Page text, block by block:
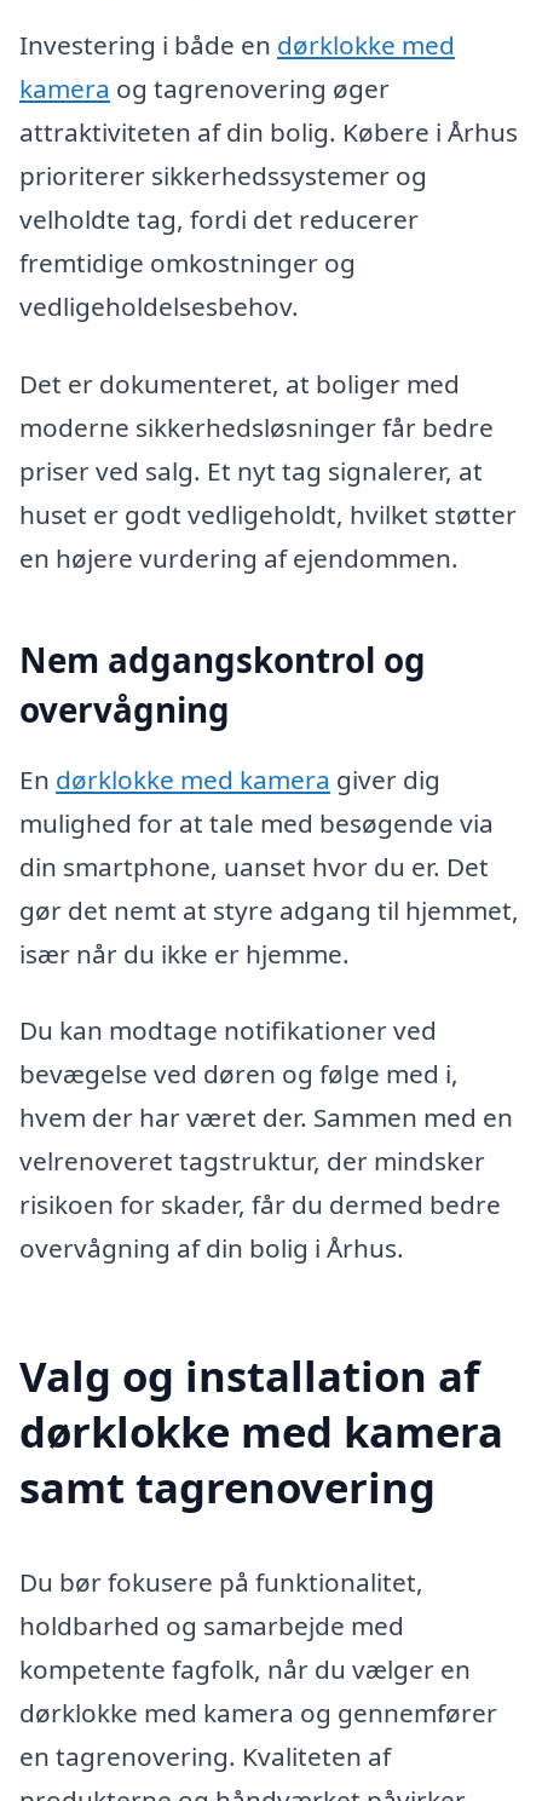
Investering i både en dørklokke med
kamera og tagrenovering øger
attraktiviteten af din bolig. Købere i Århus
prioriterer sikkerhedssystemer og
velholdte tag, fordi det reducerer
fremtidige omkostninger og
vedligeholdelsesbehov.
Det er dokumenteret, at boliger med
moderne sikkerhedsløsninger får bedre
priser ved salg. Et nyt tag signalerer, at
huset er godt vedligeholdt, hvilket støtter
en højere vurdering af ejendommen.
Nem adgangskontrol og
overvågning
En dørklokke med kamera giver dig
mulighed for at tale med besøgende via
din smartphone, uanset hvor du er. Det
gør det nemt at styre adgang til hjemmet,
især når du ikke er hjemme.
Du kan modtage notifikationer ved
bevægelse ved døren og følge med i,
hvem der har været der. Sammen med en
velrenoveret tagstruktur, der mindsker
risikoen for skader, får du dermed bedre
overvågning af din bolig i Århus.
Valg og installation af
dørklokke med kamera
samt tagrenovering
Du bør fokusere på funktionalitet,
holdbarhed og samarbejde med
kompetente fagfolk, når du vælger en
dørklokke med kamera og gennemfører
en tagrenovering. Kvaliteten af